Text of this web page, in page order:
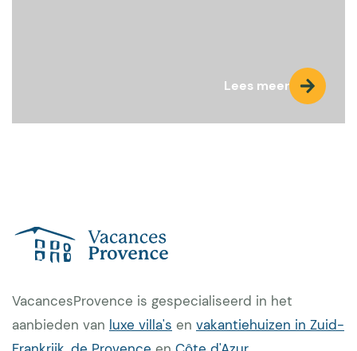
Lees meer
VacancesProvence is gespecialiseerd in het
aanbieden van luxe villa's en vakantiehuizen in Zuid-